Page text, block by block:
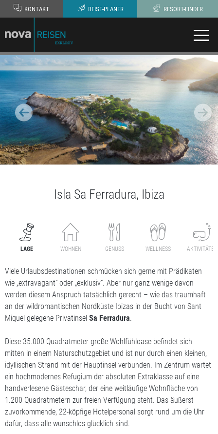
KONTAKT REISE-PLANER RESORT-FINDER
Isla Sa Ferradura, Ibiza
LAGE WOHNEN GENUSS WELLNESS AKTIVITÄTEN
Viele Urlaubsdestinationen schmücken sich gerne mit Prädikaten
wie „extravagant“ oder „exklusiv“. Aber nur ganz wenige davon
werden diesem Anspruch tatsächlich gerecht – wie das traumhaft
an der wildromantischen Nordküste Ibizas in der Bucht von Sant
Miquel gelegene Privatinsel Sa Ferradura.
Diese 35.000 Quadratmeter große Wohlfühloase befindet sich
mitten in einem Naturschutzgebiet und ist nur durch einen kleinen,
idyllischen Strand mit der Hauptinsel verbunden. Im Zentrum wartet
ein hochmodernes Refugium der absoluten Extraklasse auf eine
handverlesene Gästeschar, der eine weitläufige Wohnfläche von
1.200 Quadratmetern zur freien Verfügung steht. Das äußerst
zuvorkommende, 22-köpfige Hotelpersonal sorgt rund um die Uhr
dafür, dass alle wunschlos glücklich sind.